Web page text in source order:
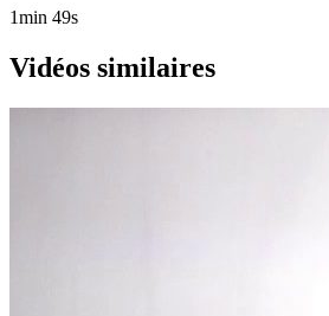
1min 49s
Vidéos similaires